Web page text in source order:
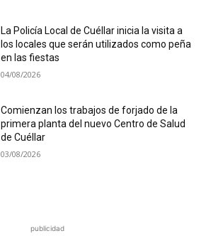
La Policía Local de Cuéllar inicia la visita a
los locales que serán utilizados como peña
en las fiestas
04/08/2026
Comienzan los trabajos de forjado de la
primera planta del nuevo Centro de Salud
de Cuéllar
03/08/2026
publicidad